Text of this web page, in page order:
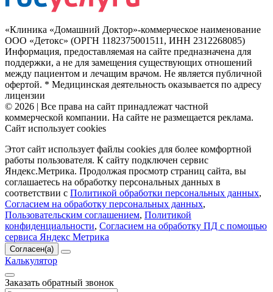
«Клиника «Домашний Доктор»-коммерческое наименование
ООО «Детокс» (ОРГН 1182375001511, ИНН 2312268085)
Информация, предоставляемая на сайте предназначена для
поддержки, а не для замещения существующих отношений
между пациентом и лечащим врачом. Не является публичной
офертой. * Медицинская деятельность оказывается по адресу
лицензии
© 2026 | Все права на сайт принадлежат частной
коммерческой компании. На сайте не размещается реклама.
Сайт использует cookies
Этот сайт использует файлы cookies для более комфортной
работы пользователя. К сайту подключен сервис
Яндекс.Метрика. Продолжая просмотр страниц сайта, вы
соглашаетесь на обработку персональных данных в
соответствии с Политикой обработки персональных данных,
Согласием на обработку персональных данных,
Пользовательским соглашением, Политикой
конфиденциальности, Согласием на обработку ПД с помощью
сервиса Яндекс Метрика
Согласен(а)
Калькулятор
Заказать обратный звонок